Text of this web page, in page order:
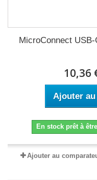
MicroConnect
10,36
Ajouter
En stock prêt à
Ajouter au